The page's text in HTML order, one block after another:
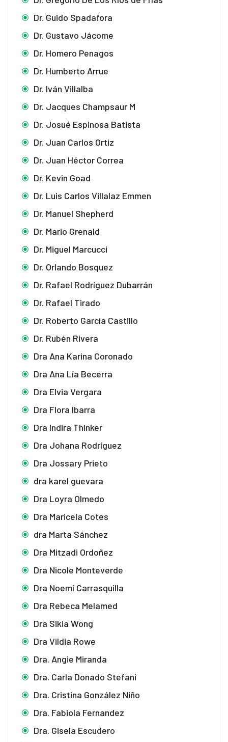
Dr. Guido Spadafora
Dr. Gustavo Jácome
Dr. Homero Penagos
Dr. Humberto Arrue
Dr. Iván Villalba
Dr. Jacques Champsaur M
Dr. Josué Espinosa Batista
Dr. Juan Carlos Ortiz
Dr. Juan Héctor Correa
Dr. Kevin Goad
Dr. Luis Carlos Villalaz Emmen
Dr. Manuel Shepherd
Dr. Mario Grenald
Dr. Miguel Marcucci
Dr. Orlando Bosquez
Dr. Rafael Rodríguez Dubarrán
Dr. Rafael Tirado
Dr. Roberto García Castillo
Dr. Rubén Rivera
Dra Ana Karina Coronado
Dra Ana Lía Becerra
Dra Elvia Vergara
Dra Flora Ibarra
Dra Indira Thinker
Dra Johana Rodríguez
Dra Jossary Prieto
dra karel guevara
Dra Loyra Olmedo
Dra Maricela Cotes
dra Marta Sánchez
Dra Mitzadi Ordoñez
Dra Nicole Monteverde
Dra Noemí Carrasquilla
Dra Rebeca Melamed
Dra Sikia Wong
Dra Vildia Rowe
Dra. Angie Miranda
Dra. Carla Donado Stefani
Dra. Cristina González Niño
Dra. Fabiola Fernandez
Dra. Gisela Escudero